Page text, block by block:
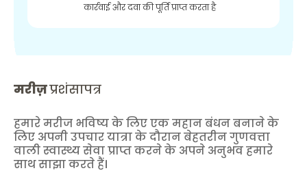
कार्रवाई और दवा की पूर्ति प्राप्त करता है
मरीज़प्रशंसापत्र
हमारे मरीज भविष्य के लिए एक महान बंधन बनाने के
लिए अपनी उपचार यात्रा के दौरान बेहतरीन गुणवत्ता
वाली स्वास्थ्य सेवा प्राप्त करने के अपने अनुभव हमारे
साथ साझा करते हैं।